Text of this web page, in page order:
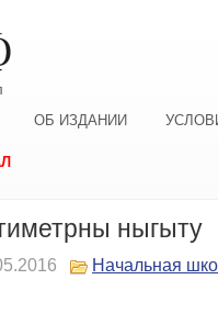
ОБ ИЗДАНИИ
ныгыту
Начальная